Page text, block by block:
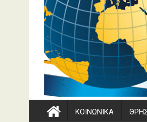
ΚΟΙΝΩΝΙΚΑ